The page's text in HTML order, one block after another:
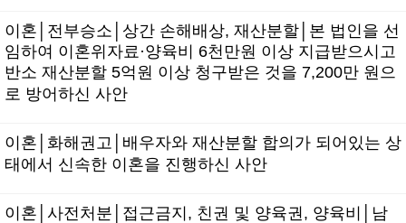
이혼│전부승소│상간 손해배상, 재산분할│본 법인을 선
임하여 이혼위자료·양육비 6천만원 이상 지급받으시고
반소 재산분할 5억원 이상 청구받은 것을 7,200만 원으
로 방어하신 사안
이혼│화해권고│배우자와 재산분할 합의가 되어있는 상
태에서 신속한 이혼을 진행하신 사안
이혼│사전처분│접근금지, 친권 및 양육권, 양육비│남